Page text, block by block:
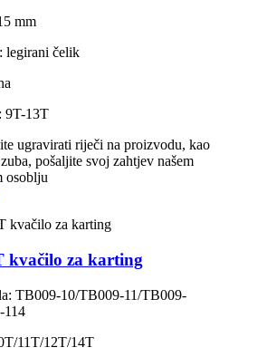
mm
legirani čelik
9T-13T
ugravirati riječi na proizvodu, kao
pošaljite svoj zahtjev našem
osoblju
kvačilo za karting
TB009-10/TB009-11/TB009-
114
11T/12T/14T